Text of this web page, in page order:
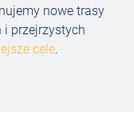
nowe trasy
i przejrzystych
cele.